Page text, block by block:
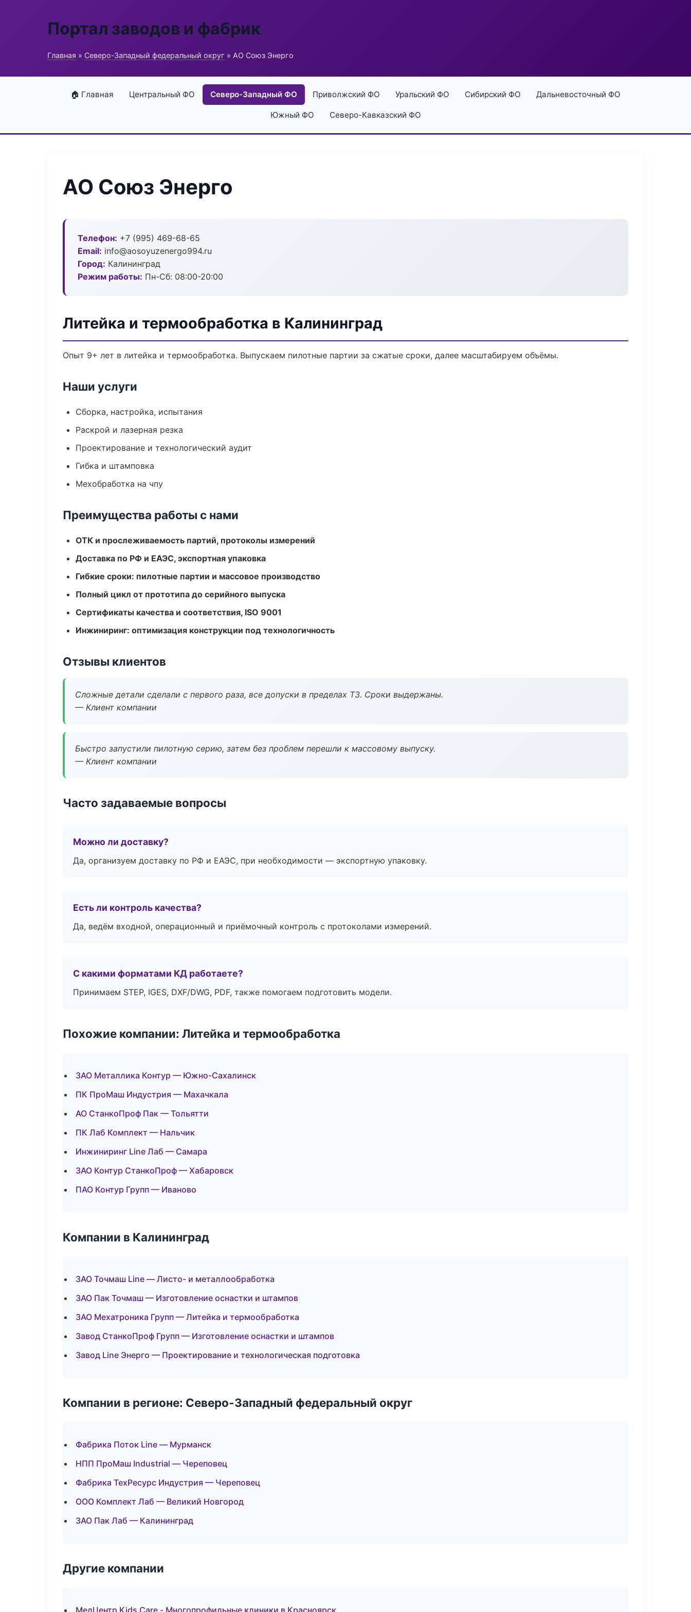
Портал заводов и фабрик
Главная » Северо-Западный федеральный округ » АО Союз Энерго
🏠 Главная Центральный ФО Северо-Западный ФО Приволжский ФО Уральский ФО Сибирский ФО Дальневосточный ФО
Южный ФО Северо-Кавказский ФО
АО Союз Энерго
Телефон: +7 (995) 469-68-65
Email: info@aosoyuzenergo994.ru
Город: Калининград
Режим работы: Пн-Сб: 08:00-20:00
Литейка и термообработка в Калининград
Опыт 9+ лет в литейка и термообработка. Выпускаем пилотные партии за сжатые сроки, далее масштабируем объёмы.
Наши услуги
Сборка, настройка, испытания
Раскрой и лазерная резка
Проектирование и технологический аудит
Гибка и штамповка
Мехобработка на чпу
Преимущества работы с нами
ОТК и прослеживаемость партий, протоколы измерений
Доставка по РФ и ЕАЭС, экспортная упаковка
Гибкие сроки: пилотные партии и массовое производство
Полный цикл от прототипа до серийного выпуска
Сертификаты качества и соответствия, ISO 9001
Инжиниринг: оптимизация конструкции под технологичность
Отзывы клиентов
Сложные детали сделали с первого раза, все допуски в пределах ТЗ. Сроки выдержаны.
— Клиент компании
Быстро запустили пилотную серию, затем без проблем перешли к массовому выпуску.
— Клиент компании
Часто задаваемые вопросы
Можно ли доставку?
Да, организуем доставку по РФ и ЕАЭС, при необходимости — экспортную упаковку.
Есть ли контроль качества?
Да, ведём входной, операционный и приёмочный контроль с протоколами измерений.
С какими форматами КД работаете?
Принимаем STEP, IGES, DXF/DWG, PDF, также помогаем подготовить модели.
Похожие компании: Литейка и термообработка
ЗАО Металлика Контур — Южно-Сахалинск
ПК ПроМаш Индустрия — Махачкала
АО СтанкоПроф Пак — Тольятти
ПК Лаб Комплект — Нальчик
Инжиниринг Line Лаб — Самара
ЗАО Контур СтанкоПроф — Хабаровск
ПАО Контур Групп — Иваново
Компании в Калининград
ЗАО Точмаш Line — Листо- и металлообработка
ЗАО Пак Точмаш — Изготовление оснастки и штампов
ЗАО Мехатроника Групп — Литейка и термообработка
Завод СтанкоПроф Групп — Изготовление оснастки и штампов
Завод Line Энерго — Проектирование и технологическая подготовка
Компании в регионе: Северо-Западный федеральный округ
Фабрика Поток Line — Мурманск
НПП ПроМаш Industrial — Череповец
Фабрика ТехРесурс Индустрия — Череповец
ООО Комплект Лаб — Великий Новгород
ЗАО Пак Лаб — Калининград
Другие компании
МедЦентр Kids Care - Многопрофильные клиники в Красноярск